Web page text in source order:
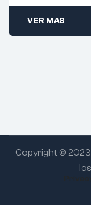
VER MAS
Copyright © 2023